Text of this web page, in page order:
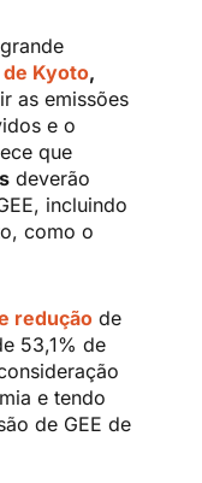
Kyoto,
as emissões
e o
que
deverão
incluindo
como o
redução de
53,1% de
e tendo
de GEE de